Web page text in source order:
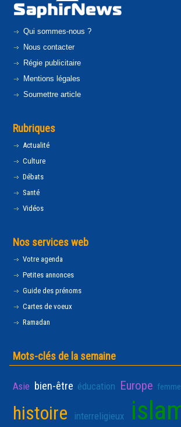
Qui sommes-nous ?
Nous contacter
Régie publicitaire
Mentions légales
Soumettre article
Rubriques
Actualité
Culture
Débats
Santé
Vidéos
Nos services web
Votre agenda
Petites annonces
Guide des prénoms
Cartes de voeux
Ramadan
Mots-clés de la semaine
Asie bien-être éducation Europe
histoire interreligieux